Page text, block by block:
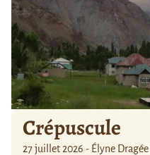
Crépuscule
27 juillet 2026 - Élyne Dragée